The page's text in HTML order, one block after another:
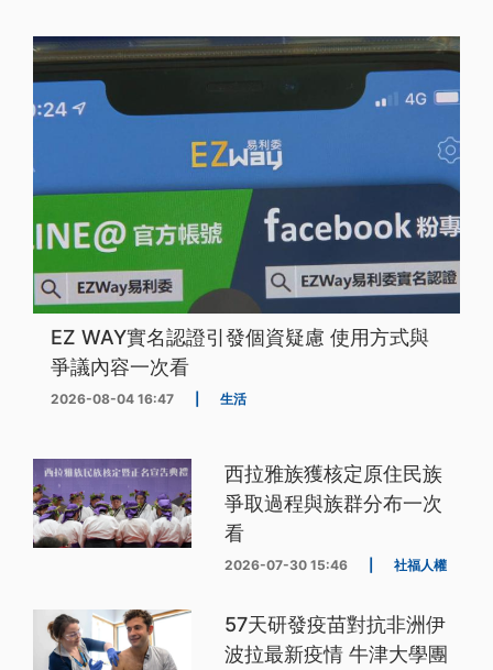
EZ WAY實名認證引發個資疑慮 使用方式與
爭議內容一次看
2026-08-04 16:47 生活
西拉雅族獲核定原住民族
爭取過程與族群分布一次
看
2026-07-30 15:46 社福人權
57天研發疫苗對抗非洲伊
波拉最新疫情 牛津大學團